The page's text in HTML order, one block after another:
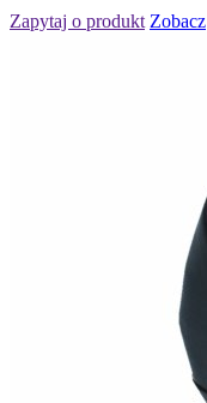
Zapytaj o produkt Zobacz